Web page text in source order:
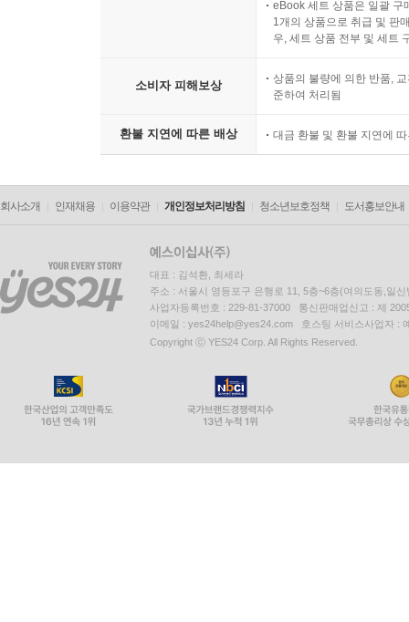
eBook 세트 상품은 일괄 구
1개의 상품으로 취급 및 판
우, 세트 상품 전부 및 세트
소비자 피해보상
상품의 불량에 의한 반품,
준하여 처리됨
환불 지연에 따른 배상 대금 환불 및 환불 지연에
회사소개 인재채용 이용약관 개인정보처리방침 청소년보호정책 도서홍보안내
대표 : 김석환, 최세라
주소 : 서울시 영등포구 은행로 11, 5층~6층(여의도동,일신
사업자등록번호 : 229-81-37000 통신판매업신고 : 제
이메일 : yes24help@yes24.com 호스팅 서비스사업자 :
Copyright ⓒ YES24 Corp. All Rights Reserved.